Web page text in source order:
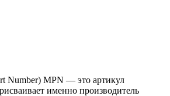
Number) MPN — это артикул
именно производитель